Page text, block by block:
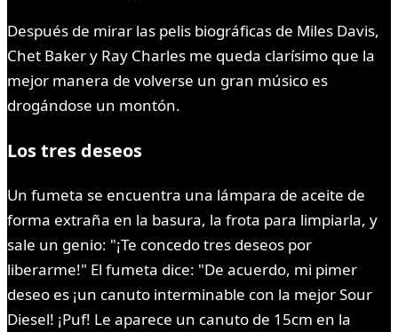
Después de mirar las pelis biográficas de Miles Davis,
Chet Baker y Ray Charles me queda clarísimo que la
mejor manera de volverse un gran músico es
drogándose un montón.
Los tres deseos
Un fumeta se encuentra una lámpara de aceite de
forma extraña en la basura, la frota para limpiarla, y
sale un genio: "¡Te concedo tres deseos por
liberarme!" El fumeta dice: "De acuerdo, mi pimer
deseo es ¡un canuto interminable con la mejor Sour
Diesel! ¡Puf! Le aparece un canuto de 15cm en la